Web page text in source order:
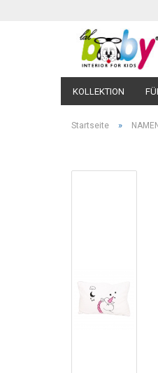
KOLLEKTION
Startseite »